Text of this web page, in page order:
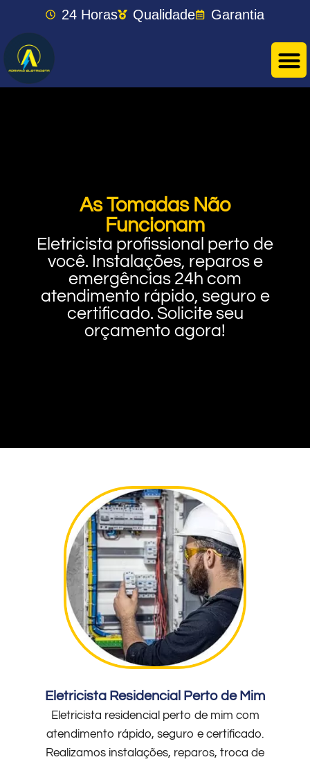
24 Horas Qualidade Garantia
As Tomadas Não
Funcionam
Eletricista profissional perto de
você. Instalações, reparos e
emergências 24h com
atendimento rápido, seguro e
certificado. Solicite seu
orçamento agora!
Eletricista Residencial Perto de Mim
Eletricista residencial perto de mim com
atendimento rápido, seguro e certificado.
Realizamos instalações, reparos, troca de